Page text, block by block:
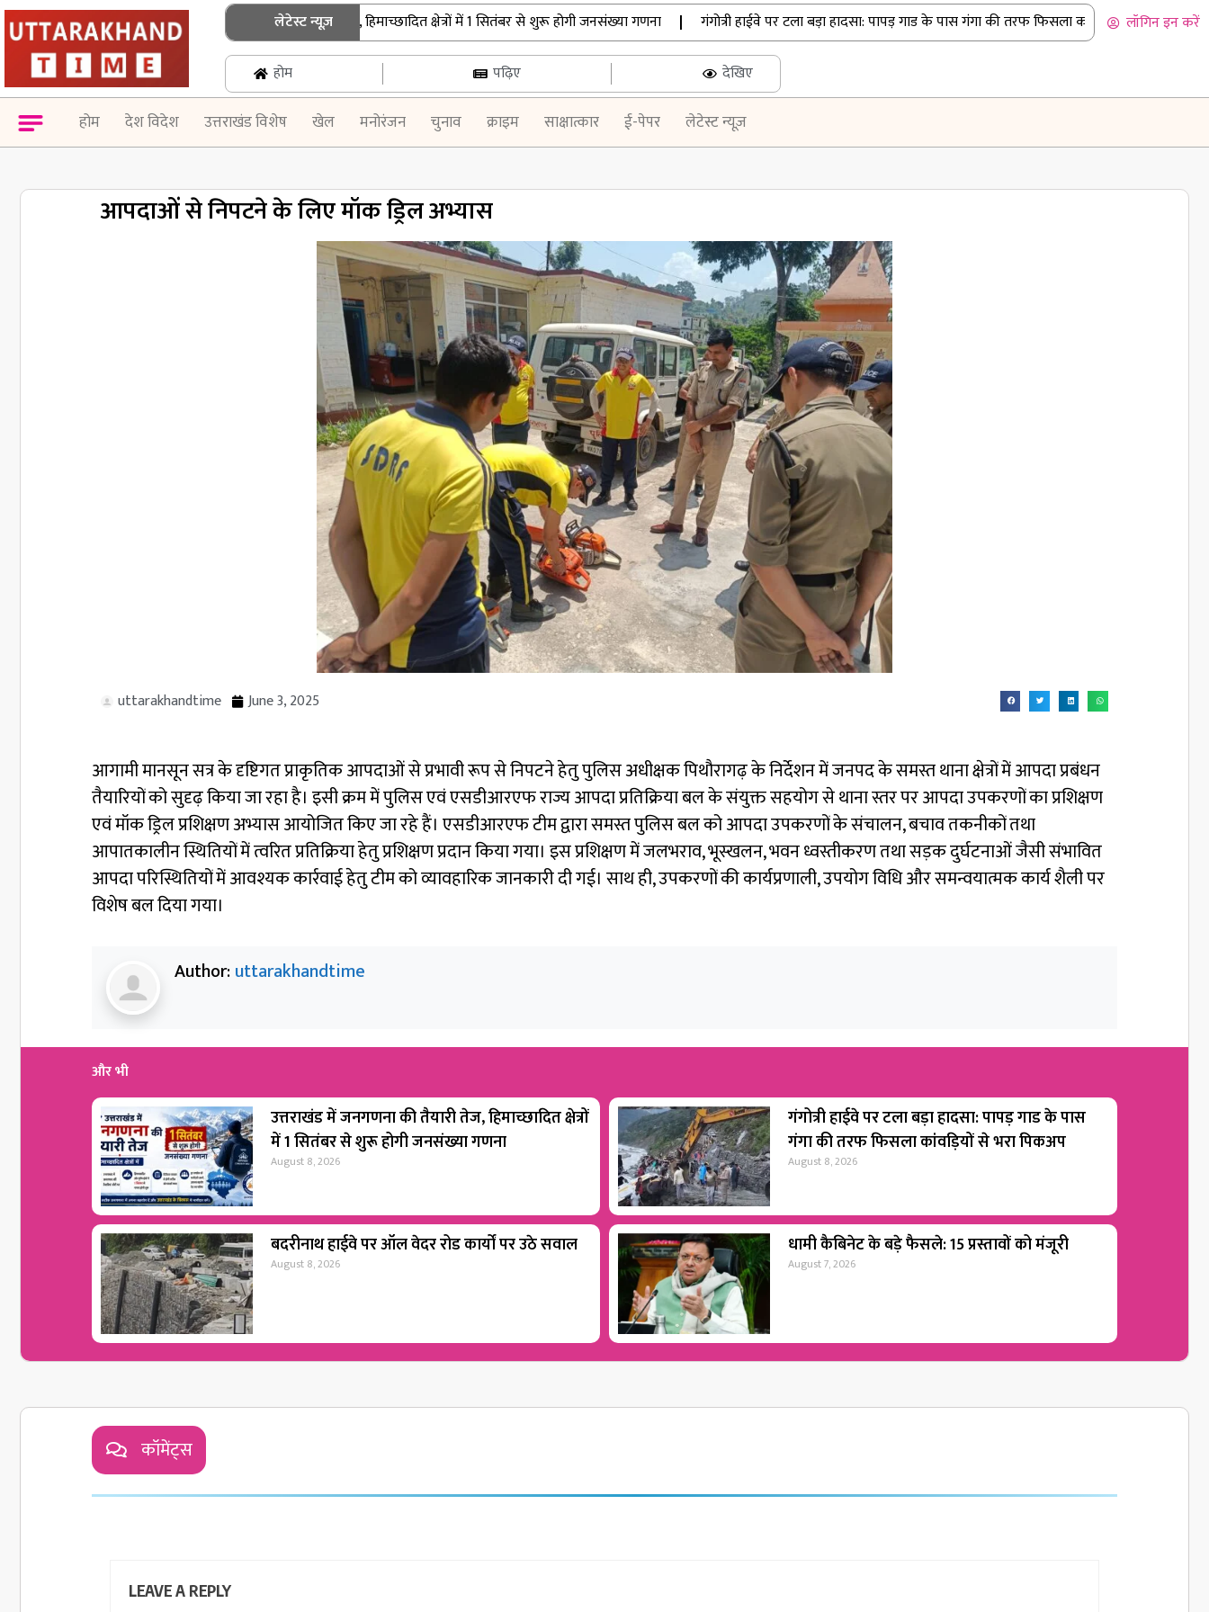
लेटेस्ट न्यूज़
उत्तराखंड में जनगणना की तैयारी तेज, हिमाच्छादित क्षेत्रों में 1 सितंबर से शुरू होगी जनसंख्या गणना | गंगोत्री हाईवे पर टला बड़ा हादसा: पापड़ गाड के पास गंगा की तरफ फिसला कांवड़ियों से भरा पिकअप |
लॉगिन इन करें
होम पढ़िए देखिए
होम देश विदेश उत्तराखंड विशेष खेल मनोरंजन चुनाव क्राइम साक्षात्कार ई-पेपर लेटेस्ट न्यूज़
आपदाओं से निपटने के लिए मॉक ड्रिल अभ्यास
uttarakhandtime June 3, 2025
आगामी मानसून सत्र के दृष्टिगत प्राकृतिक आपदाओं से प्रभावी रूप से निपटने हेतु पुलिस अधीक्षक पिथौरागढ़ के निर्देशन में जनपद के समस्त थाना क्षेत्रों में आपदा प्रबंधन
तैयारियों को सुदृढ़ किया जा रहा है। इसी क्रम में पुलिस एवं एसडीआरएफ राज्य आपदा प्रतिक्रिया बल के संयुक्त सहयोग से थाना स्तर पर आपदा उपकरणों का प्रशिक्षण
एवं मॉक ड्रिल प्रशिक्षण अभ्यास आयोजित किए जा रहे हैं। एसडीआरएफ टीम द्वारा समस्त पुलिस बल को आपदा उपकरणों के संचालन, बचाव तकनीकों तथा
आपातकालीन स्थितियों में त्वरित प्रतिक्रिया हेतु प्रशिक्षण प्रदान किया गया। इस प्रशिक्षण में जलभराव, भूस्खलन, भवन ध्वस्तीकरण तथा सड़क दुर्घटनाओं जैसी संभावित
आपदा परिस्थितियों में आवश्यक कार्रवाई हेतु टीम को व्यावहारिक जानकारी दी गई। साथ ही, उपकरणों की कार्यप्रणाली, उपयोग विधि और समन्वयात्मक कार्य शैली पर
विशेष बल दिया गया।
Author:uttarakhandtime
और भी
उत्तराखंड में जनगणना की तैयारी तेज, हिमाच्छादित क्षेत्रों
में 1 सितंबर से शुरू होगी जनसंख्या गणना
August 8, 2026
गंगोत्री हाईवे पर टला बड़ा हादसा: पापड़ गाड के पास
गंगा की तरफ फिसला कांवड़ियों से भरा पिकअप
August 8, 2026
बदरीनाथ हाईवे पर ऑल वेदर रोड कार्यों पर उठे सवाल
August 8, 2026
धामी कैबिनेट के बड़े फैसले: 15 प्रस्तावों को मंजूरी
August 7, 2026
कॉमेंट्स
LEAVE A REPLY